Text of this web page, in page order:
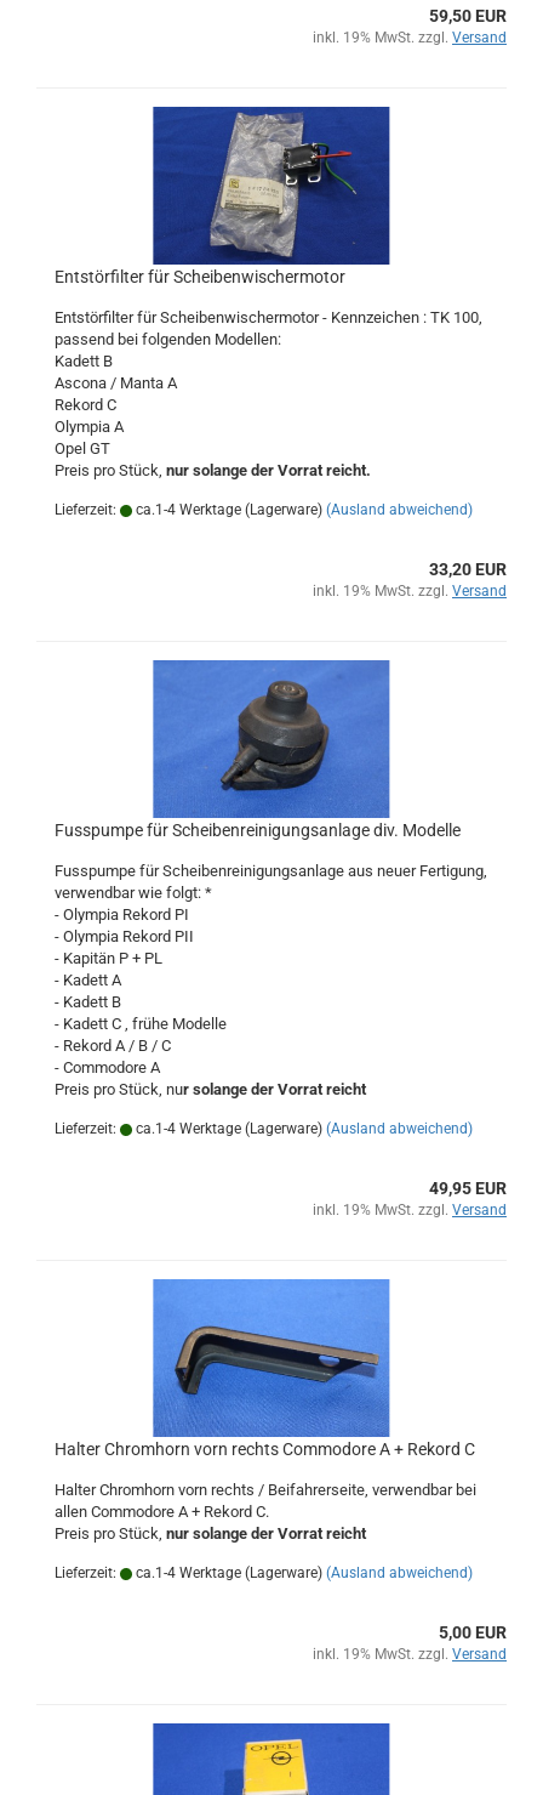
59,50 EUR
inkl. 19% MwSt. zzgl. Versand
Entstörfilter für Scheibenwischermotor
Entstörfilter für Scheibenwischermotor - Kennzeichen : TK 100,
passend bei folgenden Modellen:
Kadett B
Ascona / Manta A
Rekord C
Olympia A
Opel GT
Preis pro Stück, nur solange der Vorrat reicht.
Lieferzeit: ca.1-4 Werktage (Lagerware) (Ausland abweichend)
33,20 EUR
inkl. 19% MwSt. zzgl. Versand
Fusspumpe für Scheibenreinigungsanlage div. Modelle
Fusspumpe für Scheibenreinigungsanlage aus neuer Fertigung,
verwendbar wie folgt: *
- Olympia Rekord PI
- Olympia Rekord PII
- Kapitän P + PL
- Kadett A
- Kadett B
- Kadett C , frühe Modelle
- Rekord A / B / C
- Commodore A
Preis pro Stück, nur solange der Vorrat reicht
Lieferzeit: ca.1-4 Werktage (Lagerware) (Ausland abweichend)
49,95 EUR
inkl. 19% MwSt. zzgl. Versand
Halter Chromhorn vorn rechts Commodore A + Rekord C
Halter Chromhorn vorn rechts / Beifahrerseite, verwendbar bei
allen Commodore A + Rekord C.
Preis pro Stück, nur solange der Vorrat reicht
Lieferzeit: ca.1-4 Werktage (Lagerware) (Ausland abweichend)
5,00 EUR
inkl. 19% MwSt. zzgl. Versand